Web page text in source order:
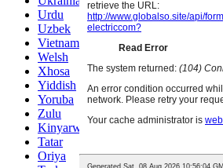
Urdu
Uzbek
Vietnamese
Welsh
Xhosa
Yiddish
Yoruba
Zulu
Kinyarwanda
Tatar
Oriya